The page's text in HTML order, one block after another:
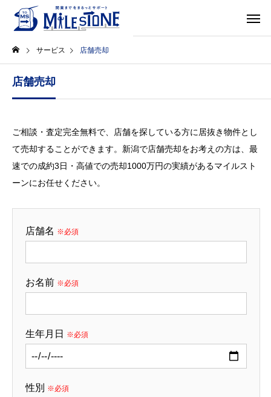
サービス 店舗売却
店舗売却
ご相談・査定完全無料で、店舗を探している方に居抜き物件とし
て売却することができます。新潟で店舗売却をお考えの方は、最
速での成約3日・高値での売却1000万円の実績があるマイルスト
ーンにお任せください。
店舗名 ※必須
お名前 ※必須
生年月日 ※必須
性別 ※必須